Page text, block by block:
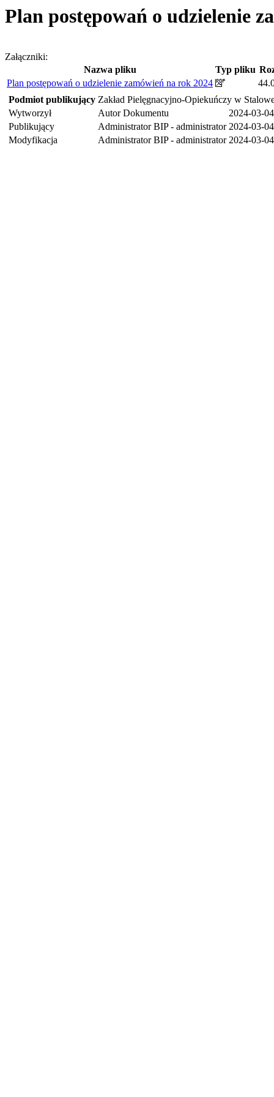
Plan postępowań o udzielenie
Załączniki:
Nazwa pliku
Typ pliku
Plan postępowań o udzielenie zamówień na rok 2024
Podmiot publikujący Zakład Pielęgnacyjno-Opiekuńczy w
Wytworzył
Autor Dokumentu
2024-03-04
Publikujący
Administrator BIP - administrator 2024-03-
Modyfikacja
Administrator BIP - administrator 2024-03-